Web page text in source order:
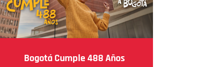
Bogotá Cumple 488 Años